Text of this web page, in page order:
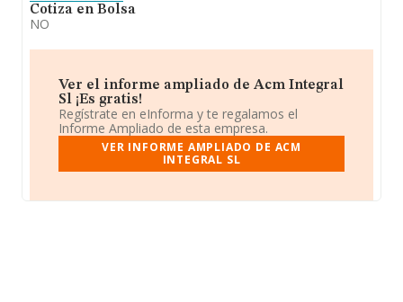
Cotiza en Bolsa
NO
Ver el informe ampliado de Acm Integral
Sl ¡Es gratis!
Regístrate en eInforma y te regalamos el
Informe Ampliado de esta empresa.
VER INFORME AMPLIADO DE ACM
INTEGRAL SL